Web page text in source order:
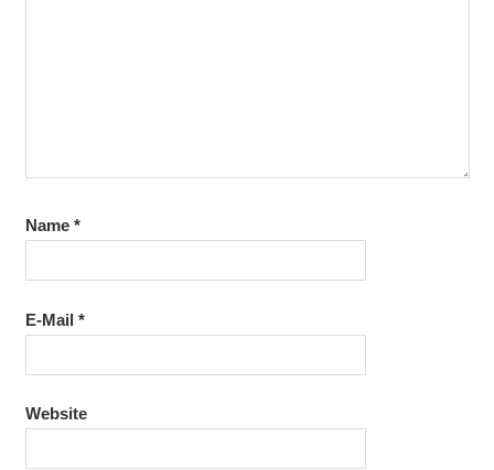
Name *
E-Mail *
Website